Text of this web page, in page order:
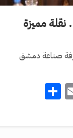
نقلة مميزة
صناعة دمشق
Email